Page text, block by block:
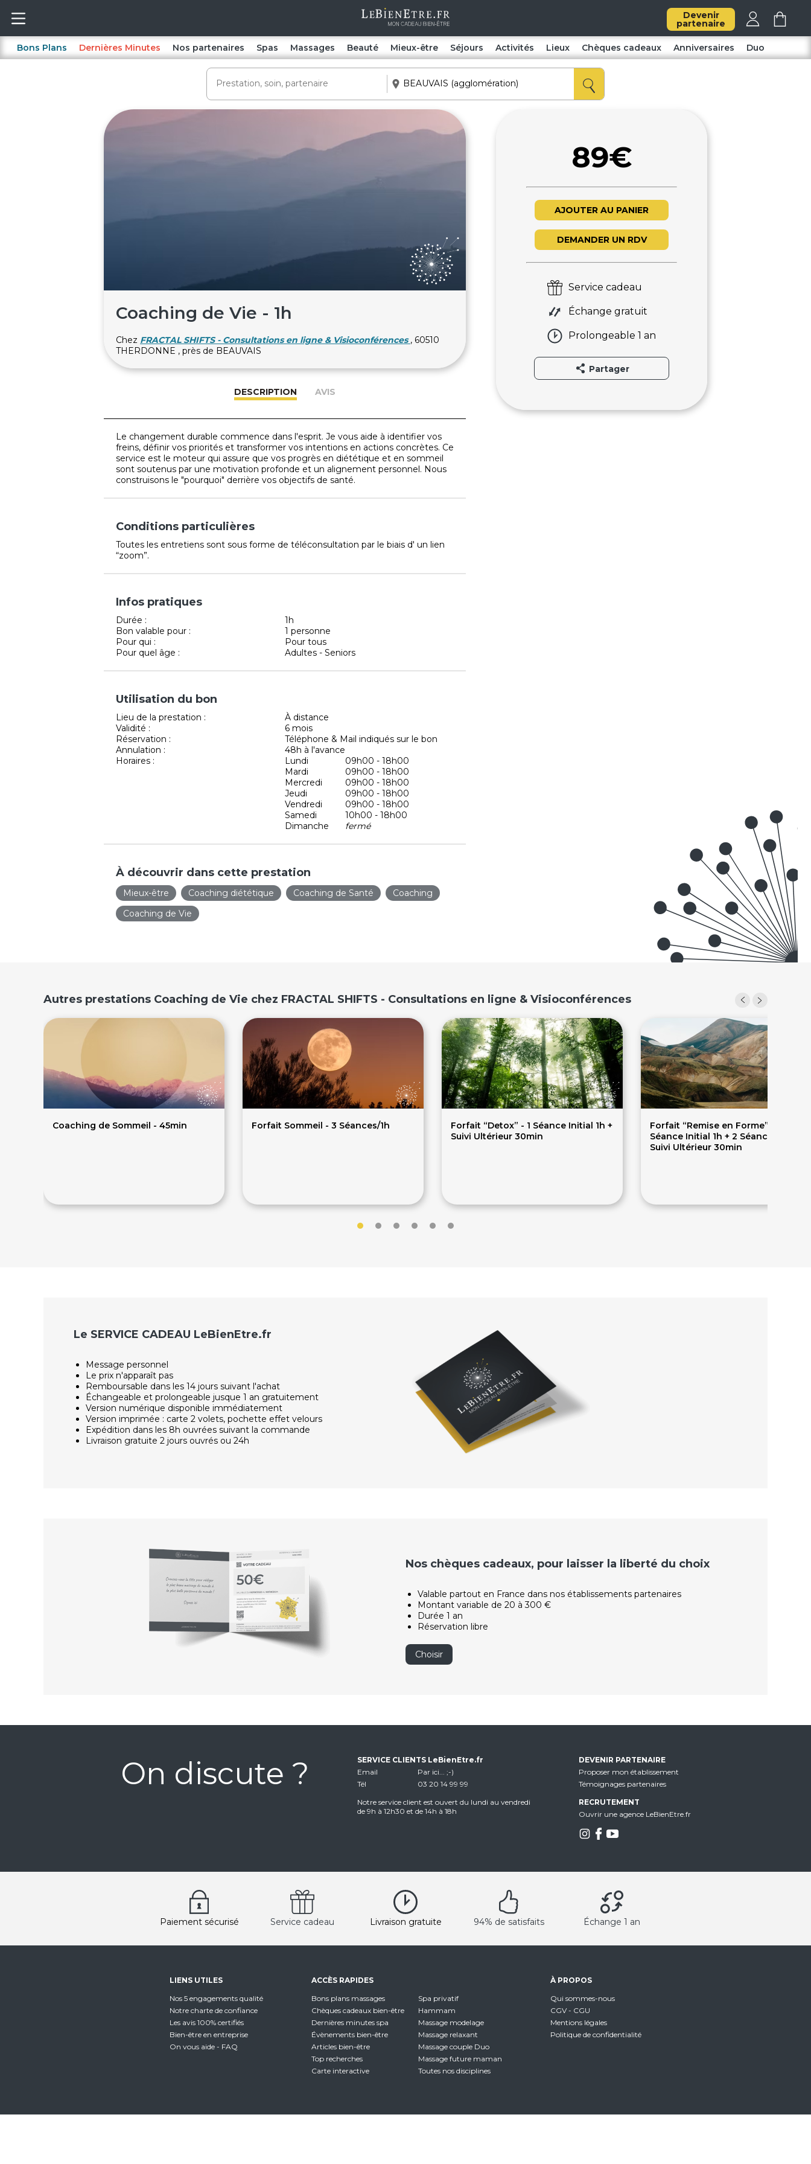
Devenir
partenaire
Bons Plans Dernières Minutes Nos partenaires Spas Massages Beauté Mieux-être Séjours Activités Lieux Chèques cadeaux Anniversaires Duo
Coaching de Vie - 1h
Chez FRACTAL SHIFTS - Consultations en ligne & Visioconférences , 60510
THERDONNE , près de BEAUVAIS
DESCRIPTION AVIS
Le changement durable commence dans l'esprit. Je vous aide à identifier vos
freins, définir vos priorités et transformer vos intentions en actions concrètes. Ce
service est le moteur qui assure que vos progrès en diététique et en sommeil
sont soutenus par une motivation profonde et un alignement personnel. Nous
construisons le "pourquoi" derrière vos objectifs de santé.
Conditions particulières
Toutes les entretiens sont sous forme de téléconsultation par le biais d' un lien
“zoom”.
Infos pratiques
Durée :
1h
Bon valable pour :
1 personne
Pour qui :
Pour tous
Pour quel âge :
Adultes - Seniors
Utilisation du bon
Lieu de la prestation :
À distance
Validité :
6 mois
Réservation :
Téléphone & Mail indiqués sur le bon
Annulation :
48h à l'avance
Horaires :
Lundi
09h00 - 18h00
Mardi
09h00 - 18h00
Mercredi
09h00 - 18h00
Jeudi
09h00 - 18h00
Vendredi
09h00 - 18h00
Samedi
10h00 - 18h00
Dimanche
fermé
À découvrir dans cette prestation
Mieux-être Coaching diététique Coaching de Santé
Coaching
Coaching de Vie
89€
AJOUTER AU PANIER
DEMANDER UN RDV
Service cadeau
Échange gratuit
Prolongeable 1 an
Partager
Autres prestations Coaching de Vie chez FRACTAL SHIFTS - Consultations en ligne & Visioconférences
Coaching de Sommeil - 45min Forfait Sommeil - 3 Séances/1h
Forfait “Detox” - 1 Séance Initial 1h +
Suivi Ultérieur 30min
Forfait “Remise en Forme” - 1
Séance Initial 1h + 2 Séances de
Suivi Ultérieur 30min
Le SERVICE CADEAU LeBienEtre.fr
Message personnel
Le prix n'apparaît pas
Remboursable dans les 14 jours suivant l'achat
Échangeable et prolongeable jusque 1 an gratuitement
Version numérique disponible immédiatement
Version imprimée : carte 2 volets, pochette effet velours
Expédition dans les 8h ouvrées suivant la commande
Livraison gratuite 2 jours ouvrés ou 24h
Nos chèques cadeaux, pour laisser la liberté du choix
Valable partout en France dans nos établissements partenaires
Montant variable de 20 à 300 €
Durée 1 an
Réservation libre
Choisir
On discute ?
SERVICE CLIENTS LeBienEtre.fr
Email
Par ici... ;-)
Tél
03 20 14 99 99
Notre service client est ouvert du lundi au vendredi
de 9h à 12h30 et de 14h à 18h
DEVENIR PARTENAIRE
Proposer mon établissement
Témoignages partenaires
RECRUTEMENT
Ouvrir une agence LeBienEtre.fr
Paiement sécurisé Service cadeau Livraison gratuite 94% de satisfaits Échange 1 an
LIENS UTILES
Nos 5 engagements qualité
Notre charte de confiance
Les avis 100% certifiés
Bien-être en entreprise
On vous aide - FAQ
ACCÈS RAPIDES
Bons plans massages
Chèques cadeaux bien-être
Dernières minutes spa
Évènements bien-être
Articles bien-être
Top recherches
Carte interactive
Spa privatif
Hammam
Massage modelage
Massage relaxant
Massage couple Duo
Massage future maman
Toutes nos disciplines
À PROPOS
Qui sommes-nous
CGV - CGU
Mentions légales
Politique de confidentialité